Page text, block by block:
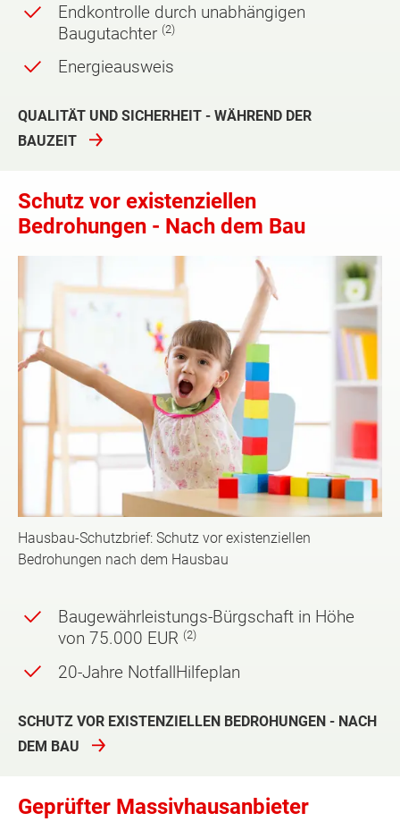
Endkontrolle durch unabhängigen
Baugutachter (2)
Energieausweis
QUALITÄT UND SICHERHEIT - WÄHREND DER
BAUZEIT
Schutz vor existenziellen
Bedrohungen - Nach dem Bau
Hausbau-Schutzbrief: Schutz vor existenziellen
Bedrohungen nach dem Hausbau
Baugewährleistungs-Bürgschaft in Höhe
von 75.000 EUR (2)
20-Jahre NotfallHilfeplan
SCHUTZ VOR EXISTENZIELLEN BEDROHUNGEN - NACH
DEM BAU
Geprüfter Massivhausanbieter